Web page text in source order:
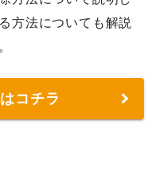
方法についても解説
コチラ